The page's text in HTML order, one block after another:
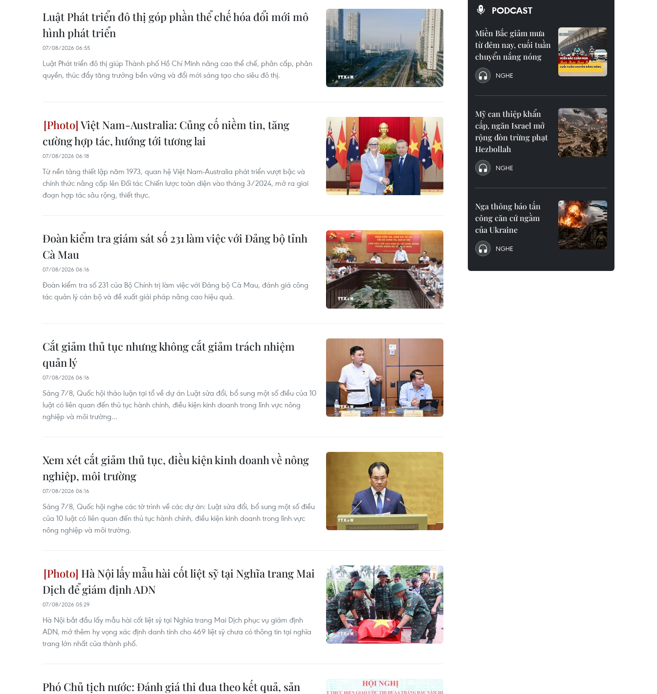
Luật Phát triển đô thị góp phần thể chế hóa đổi mới mô
hình phát triển
07/08/2026 06:55
Luật Phát triển đô thị giúp Thành phố Hồ Chí Minh nâng cao thể chế, phân cấp, phân
quyền, thúc đẩy tăng trưởng bền vững và đổi mới sáng tạo cho siêu đô thị.
Việt Nam-Australia: Củng cố niềm tin, tăng
cường hợp tác, hướng tới tương lai
07/08/2026 06:18
Từ nền tảng thiết lập năm 1973, quan hệ Việt Nam-Australia phát triển vượt bậc và
chính thức nâng cấp lên Đối tác Chiến lược toàn diện vào tháng 3/2024, mở ra giai
đoạn hợp tác sâu rộng, thiết thực.
Đoàn kiểm tra giám sát số 231 làm việc với Đảng bộ tỉnh
Cà Mau
07/08/2026 06:16
Đoàn kiểm tra số 231 của Bộ Chính trị làm việc với Đảng bộ Cà Mau, đánh giá công
tác quản lý cán bộ và đề xuất giải pháp nâng cao hiệu quả.
Cắt giảm thủ tục nhưng không cắt giảm trách nhiệm
quản lý
07/08/2026 06:16
Sáng 7/8, Quốc hội thảo luận tại tổ về dự án Luật sửa đổi, bổ sung một số điều của 10
luật có liên quan đến thủ tục hành chính, điều kiện kinh doanh trong lĩnh vực nông
nghiệp và môi trường...
Xem xét cắt giảm thủ tục, điều kiện kinh doanh về nông
nghiệp, môi trường
07/08/2026 06:16
Sáng 7/8, Quốc hội nghe các tờ trình về các dự án: Luật sửa đổi, bổ sung một số điều
của 10 luật có liên quan đến thủ tục hành chính, điều kiện kinh doanh trong lĩnh vực
nông nghiệp và môi trường.
Hà Nội lấy mẫu hài cốt liệt sỹ tại Nghĩa trang Mai
Dịch để giám định ADN
07/08/2026 05:29
Hà Nội bắt đầu lấy mẫu hài cốt liệt sỹ tại Nghĩa trang Mai Dịch phục vụ giám định
ADN, mở thêm hy vọng xác định danh tính cho 469 liệt sỹ chưa có thông tin tại nghĩa
trang lớn nhất của thành phố.
Phó Chủ tịch nước: Đánh giá thi đua theo kết quả, sản
PODCAST
Miền Bắc giảm mưa
từ đêm nay, cuối tuần
chuyển nắng nóng
NGHE
Mỹ can thiệp khẩn
cấp, ngăn Israel mở
rộng đòn trừng phạt
Hezbollah
NGHE
Nga thông báo tấn
công căn cứ ngầm
của Ukraine
NGHE